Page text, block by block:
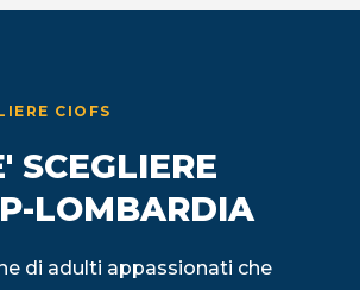
CIOFS
SCEGLIERE
LOMBARDIA
di adulti appassionati che